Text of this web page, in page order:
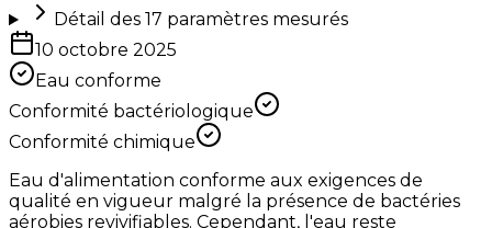
Détail des 17 paramètres mesurés
10 octobre 2025
Eau conforme
Conformité bactériologique
Conformité chimique
Eau d'alimentation conforme aux exigences de
qualité en vigueur malgré la présence de bactéries
aérobies revivifiables. Cependant, l'eau reste